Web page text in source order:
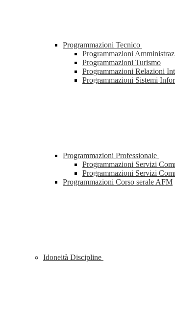
Programmazioni Tecnico
Programmazioni
Programmazioni Turismo
Programmazioni Relazioni
Programmazioni Sistemi
Programmazioni Professionale
Programmazioni Servizi
Programmazioni Servizi
Programmazioni Corso serale AFM
Idoneità Discipline